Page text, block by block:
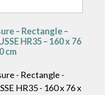
– Rectangle –
HR35 – 160 x 76
cm
- Rectangle -
HR35 - 160 x 76 x